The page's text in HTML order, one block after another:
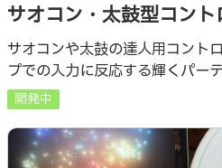
サオコン・太鼓型コン
空気ポンプの入力に反
p5.jsでの描画
サオコンや太鼓の達人用コント
プでの入力に反応する輝くパー
はp5.jsで描画しています。
開発中